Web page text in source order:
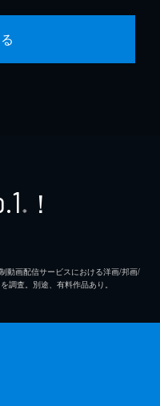
※ ！
動画配信サービスにおける洋画/邦画/
調査。別途、有料作品あり。